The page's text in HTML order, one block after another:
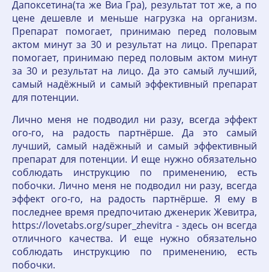
Дапоксетина(та же Виа Гра), результат тот же, а по
цене дешевле и меньше нагрузка на организм.
Препарат помогает, принимаю перед половым
актом минут за 30 и результат на лицо. Препарат
помогает, принимаю перед половым актом минут
за 30 и результат на лицо. Да это самый лучший,
самый надёжный и самый эффективный препарат
для потенции.
Лично меня не подводил ни разу, всегда эффект
ого-го, на радость партнёрше. Да это самый
лучший, самый надёжный и самый эффективный
препарат для потенции. И еще нужно обязательно
соблюдать инструкцию по применению, есть
побочки. Лично меня не подводил ни разу, всегда
эффект ого-го, на радость партнёрше. Я ему в
последнее время предпочитаю дженерик Жевитра,
https://lovetabs.org/super_zhevitra - здесь он всегда
отличного качества. И еще нужно обязательно
соблюдать инструкцию по применению, есть
побочки.